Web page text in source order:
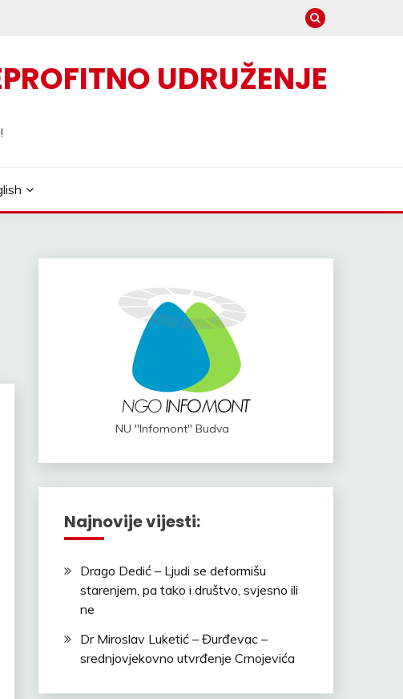
UDRUŽENJE
NU "Infomont" Budva
Najnovije vijesti:
Drago Dedić – Ljudi se deformišu
starenjem, pa tako i društvo, svjesno ili
ne
Dr Miroslav Luketić – Đurđevac –
srednjovjekovno utvrđenje Crnojevića